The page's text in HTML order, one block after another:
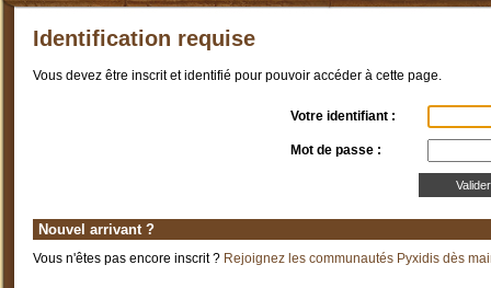
Identification requise
Vous devez être inscrit et identifié pour pouvoir accéder à cette page.
Votre identifiant :
Mot de passe :
Nouvel arrivant ?
Vous n'êtes pas encore inscrit ? Rejoignez les communautés Pyxidis dès